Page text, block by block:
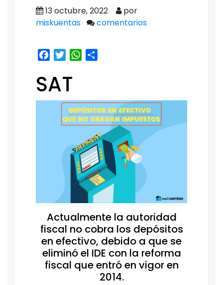
13 octubre, 2022
por
miskuentas
comentarios
Facebook
TwitterWhatsApp
SAT
Actualmente la autoridad
fiscal no cobra los depósitos
en efectivo, debido a que se
eliminó el IDE con la reforma
fiscal que entró en vigor en
2014.